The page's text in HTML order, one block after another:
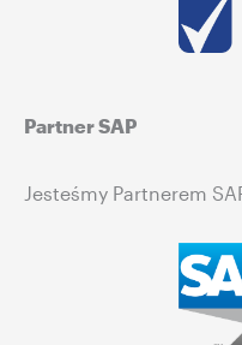
Partner SAP
Jesteśmy Partnerem